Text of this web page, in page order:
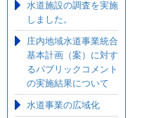
水道施設の調査を実施
しました。
庄内地域水道事業統合
基本計画（案）に対す
るパブリックコメント
の実施結果について
水道事業の広域化